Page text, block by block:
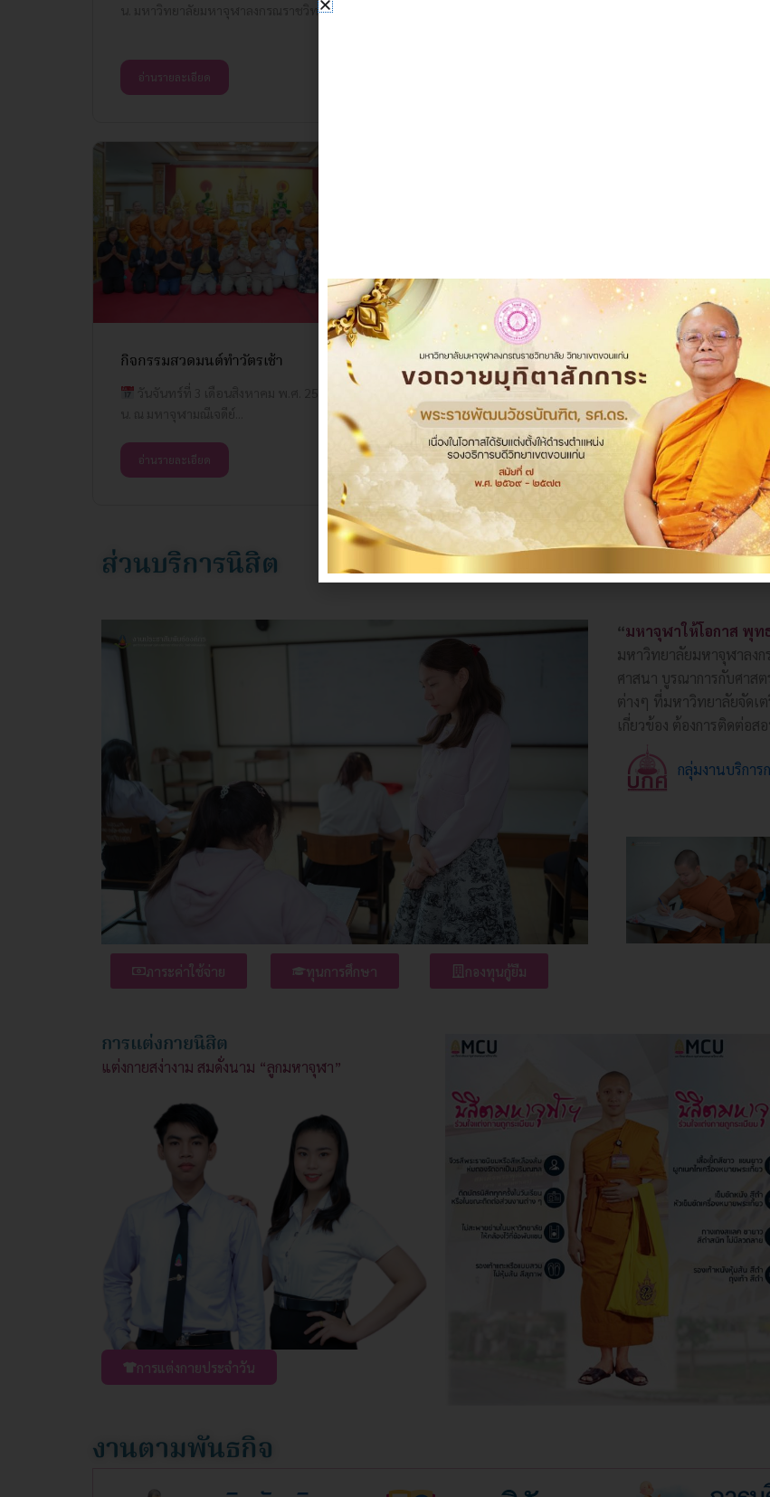
น. มหาวิทยาลัยมหาจุฬาลงกรณราชวิทยาลัย...
อ่านรายละเอียด
กิจกรรมสวดมนต์ทำวัตรเช้า
อ่านรายละเอียด
ศูนย์ปฏิบัติการคดีพิเศษเขตพื้นที่ 4
เมื่อวันที่ 3 สิงหาคม 2569 เวลา 09.00 น. ณ พระ
อุโบสถ วัดธาตุ พระอารามหลวง...
อ่านรายละเอียด
ส่วนบริการนิสิต
ภาระค่าใช้จ่าย ทุนการศึกษา กองทุนกู้ยืม
“มหาจุฬาให้โอกาส พุท
มหาวิทยาลัยมหาจุฬาลง
ศาสนา บูรณาการกับศาส
ต่างๆ ที่มหาวิทยาลัยจัดเ
เกี่ยวข้อง ต้องการติดต่อ
กลุ่มงานบริกา
การแต่งกายนิสิต
แต่งกายสง่างาม สมดั่งนาม “ลูกมหาจุฬา”
การแต่งกายประจำวัน
งานตามพันธกิจ